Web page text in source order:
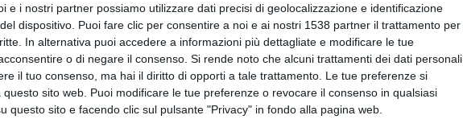
e i nostri partner possiamo utilizzare dati precisi di geolocalizzazione e identificazione
dispositivo. Puoi fare clic per consentire a noi e ai nostri 1538 partner il trattamento per
In alternativa puoi accedere a informazioni più dettagliate e modificare le tue
o di negare il consenso. Si rende noto che alcuni trattamenti dei dati personali
il tuo consenso, ma hai il diritto di opporti a tale trattamento. Le tue preferenze si
sito web. Puoi modificare le tue preferenze o revocare il consenso in qualsiasi
questo sito e facendo clic sul pulsante "Privacy" in fondo alla pagina web.
TOTALE
18
AVVERSARI
MASSIMO
3
VS Quevilly
TOTALE
2
COMPETIZIONI
CLASSIFICA PER COMPETIZIONI